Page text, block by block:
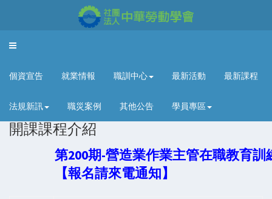
Toggle
個資宣告 就業情報 職訓中心 最新活動 最新課程
法規新訊 職災案例 其他公告 學員專區
開課課程介紹
第200期-營造業作業主管在職教育訓
【報名請來電通知】